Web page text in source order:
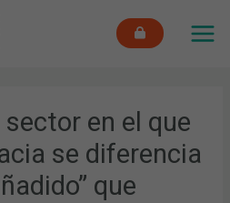
sector en el que
se diferencia
que